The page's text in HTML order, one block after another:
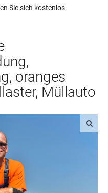
Sie sich kostenlos
oranges
Müllauto